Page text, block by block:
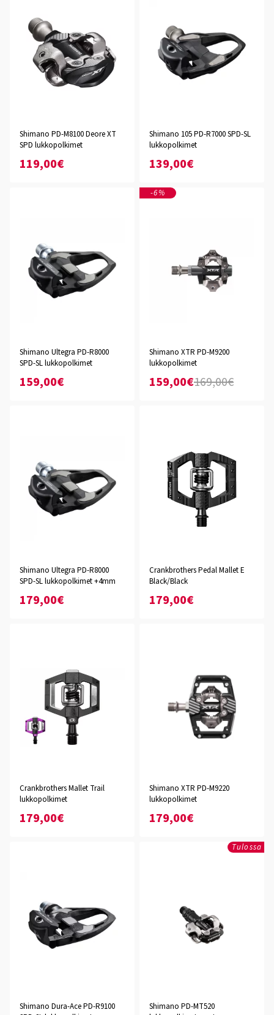
Shimano PD-M8100 Deore XT
SPD lukkopolkimet
119,00€
Shimano 105 PD-R7000 SPD-SL
lukkopolkimet
139,00€
Shimano Ultegra PD-R8000
SPD-SL lukkopolkimet
159,00€
-6%
Shimano XTR PD-M9200
lukkopolkimet
159,00€169,00€
Shimano Ultegra PD-R8000
SPD-SL lukkopolkimet +4mm
179,00€
Crankbrothers Pedal Mallet E
Black/Black
179,00€
Crankbrothers Mallet Trail
lukkopolkimet
179,00€
Shimano XTR PD-M9220
lukkopolkimet
179,00€
Shimano Dura-Ace PD-R9100
Tulossa
Shimano PD-MT520